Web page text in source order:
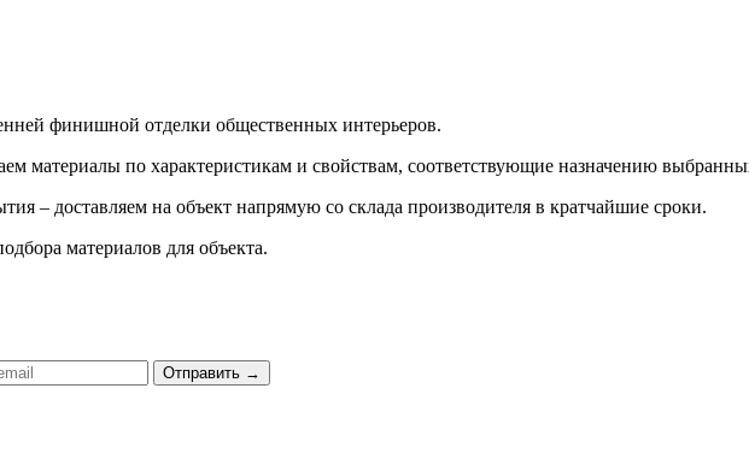
финишной отделки общественных интерьеров.
материалы по характеристикам и свойствам, соответствующие назначению
– доставляем на объект напрямую со склада производителя в кратчайшие сроки.
материалов для объекта.
Отправить →